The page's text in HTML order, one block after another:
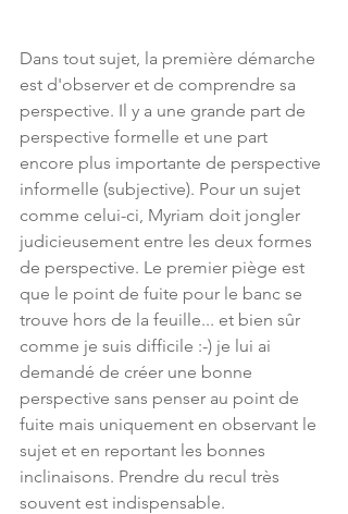
Dans tout sujet, la première démarche
est d'observer et de comprendre sa
perspective. Il y a une grande part de
perspective formelle et une part
encore plus importante de perspective
informelle (subjective). Pour un sujet
comme celui-ci, Myriam doit jongler
judicieusement entre les deux formes
de perspective. Le premier piège est
que le point de fuite pour le banc se
trouve hors de la feuille... et bien sûr
comme je suis difficile :-) je lui ai
demandé de créer une bonne
perspective sans penser au point de
fuite mais uniquement en observant le
sujet et en reportant les bonnes
inclinaisons. Prendre du recul très
souvent est indispensable.